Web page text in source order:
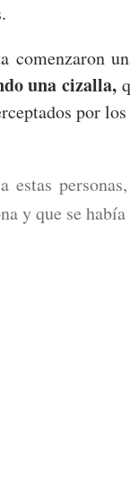
comenzaron
una cizalla,
por
estas
y que se